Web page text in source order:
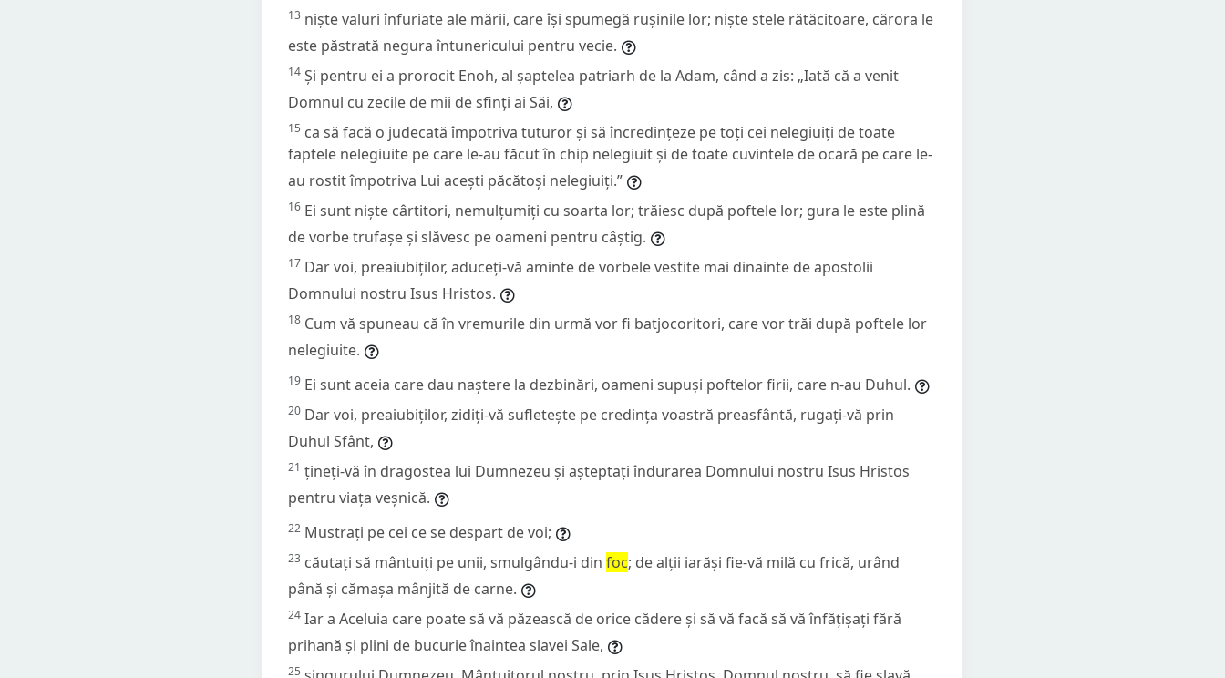
13 niște valuri înfuriate ale mării, care își spumegă rușinile lor; niște stele rătăcitoare, cărora le
este păstrată negura întunericului pentru vecie.
14 Și pentru ei a prorocit Enoh, al șaptelea patriarh de la Adam, când a zis: „Iată că a venit
Domnul cu zecile de mii de sfinți ai Săi,
15 ca să facă o judecată împotriva tuturor și să încredințeze pe toți cei nelegiuiți de toate
faptele nelegiuite pe care le-au făcut în chip nelegiuit și de toate cuvintele de ocară pe care le-
au rostit împotriva Lui acești păcătoși nelegiuiți.”
16 Ei sunt niște cârtitori, nemulțumiți cu soarta lor; trăiesc după poftele lor; gura le este plină
de vorbe trufașe și slăvesc pe oameni pentru câștig.
17 Dar voi, preaiubiților, aduceți-vă aminte de vorbele vestite mai dinainte de apostolii
Domnului nostru Isus Hristos.
18 Cum vă spuneau că în vremurile din urmă vor fi batjocoritori, care vor trăi după poftele lor
nelegiuite.
19 Ei sunt aceia care dau naștere la dezbinări, oameni supuși poftelor firii, care n-au Duhul.
20 Dar voi, preaiubiților, zidiți-vă sufletește pe credința voastră preasfântă, rugați-vă prin
Duhul Sfânt,
21 țineți-vă în dragostea lui Dumnezeu și așteptați îndurarea Domnului nostru Isus Hristos
pentru viața veșnică.
22 Mustrați pe cei ce se despart de voi;
23 căutați să mântuiți pe unii, smulgându-i din foc; de alții iarăși fie-vă milă cu frică, urând
până și cămașa mânjită de carne.
24 Iar a Aceluia care poate să vă păzească de orice cădere și să vă facă să vă înfățișați fără
prihană și plini de bucurie înaintea slavei Sale,
25